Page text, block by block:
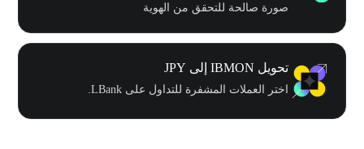
صورة صالحة للتحقق من الهوية
تحويل IBMON إلى JPY
اختر العملات المشفرة للتداول على LBank.